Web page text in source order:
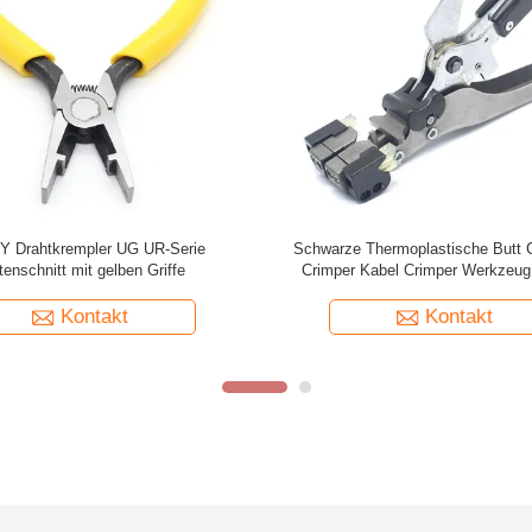
Butt Connector IDC Vollpaar U1B
Inline Connector
Kontakt
Gel gefüllte grüne Hinternstecker
klares Kunststoffgehäuse
Kontakt